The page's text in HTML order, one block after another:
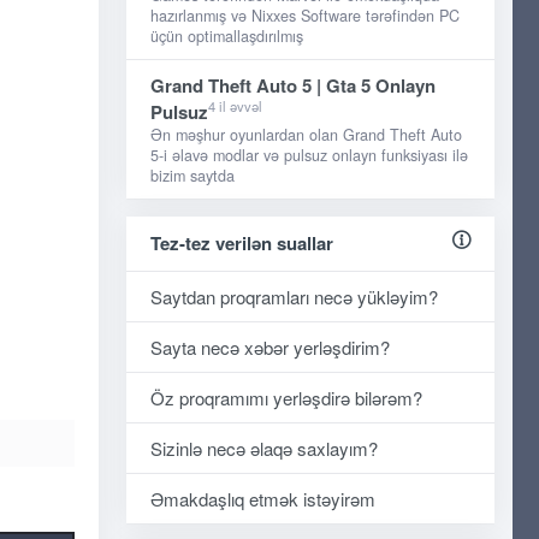
hazırlanmış və Nixxes Software tərəfindən PC
üçün optimallaşdırılmış
Grand Theft Auto 5 | Gta 5 Onlayn
Pulsuz4 il əvvəl
Ən məşhur oyunlardan olan Grand Theft Auto
5-i əlavə modlar və pulsuz onlayn funksiyası ilə
bizim saytda
Tez-tez verilən suallar
Saytdan proqramları necə yükləyim?
Sayta necə xəbər yerləşdirim?
Öz proqramımı yerləşdirə bilərəm?
Sizinlə necə əlaqə saxlayım?
Əmakdaşlıq etmək istəyirəm